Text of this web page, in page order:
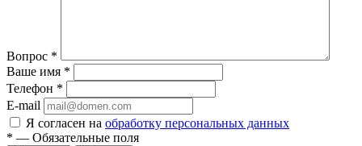
Вопрос *
Ваше имя *
Телефон *
E-mail
Я согласен на обработку персональных данных
* — Обязательные поля